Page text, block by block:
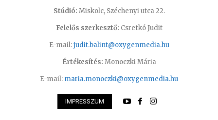
Stúdió: Miskolc, Széchenyi utca 22.
Felelős szerkesztő: Csrefkó Judit
E-mail:judit.balint@oxygenmedia.hu
Értékesítés: Monoczki Mária
E-mail: maria.monoczki@oxygenmedia.hu
IMPRESSZUM